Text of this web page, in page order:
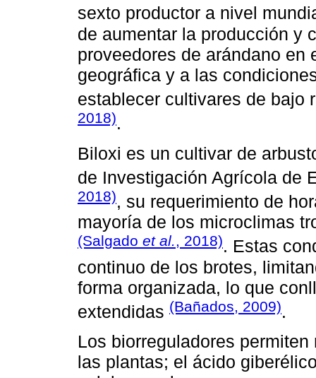
sexto productor a nivel
de aumentar la producción y
proveedores de arándano en
geográfica y a las
establecer cultivares de bajo
2018).
Biloxi es un cultivar de
de Investigación Agrícola de
2018), su requerimiento de
mayoría de los microclimas
(Salgado et al., 2018). Estas
continuo de los brotes,
forma organizada, lo que
extendidas (Bañados, 2009).
Los biorreguladores
las plantas; el ácido